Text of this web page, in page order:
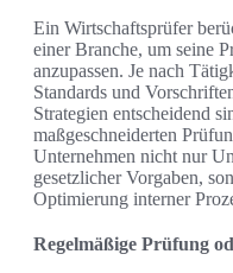
Ein Wirtschaftsprüfer
einer Branche, um seine
anzupassen. Je nach
Standards und
Strategien entscheidend
maßgeschneiderten
Unternehmen nicht nur
gesetzlicher Vorgaben,
Optimierung interner
Regelmäßige Prüfung